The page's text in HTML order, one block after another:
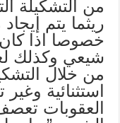
من التشكيلة
ريثما يتم
خصوصا اذا كان
شيعي وكذلك
من خلال
استثنائية
العقوبات تعصف